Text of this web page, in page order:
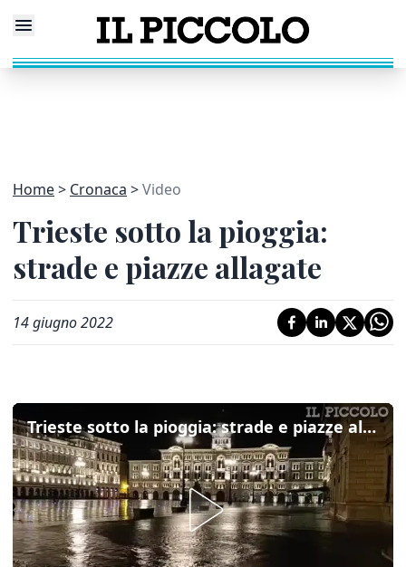
Home Cronaca Video
Trieste sotto la pioggia:
strade e piazze allagate
14 giugno 2022
Trieste sotto la pioggia: strade e piazze allagate